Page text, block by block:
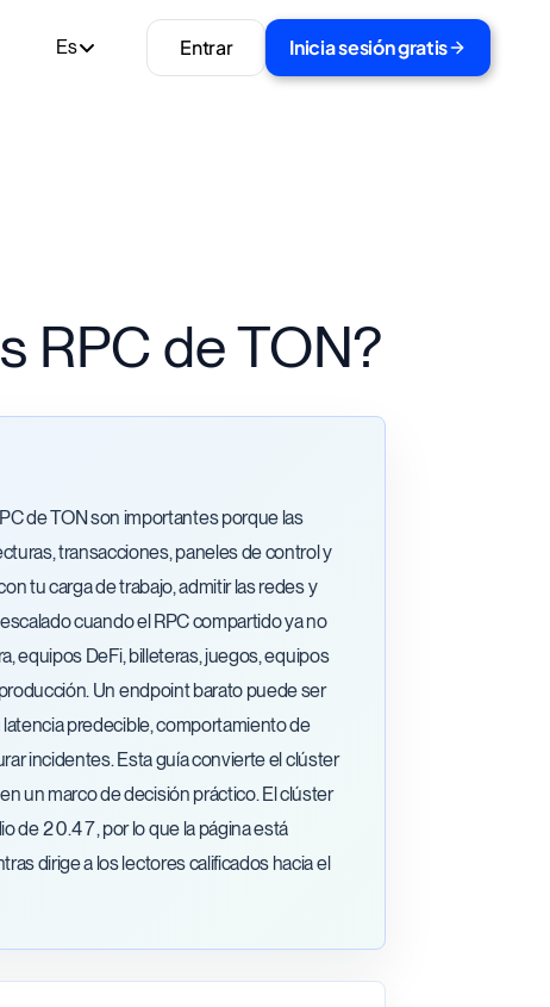
Es Entrar Inicia sesión gratis
RPC de TON?
de TON son importantes porque las
transacciones, paneles de control y
tu carga de trabajo, admitir las redes y
cuando el RPC compartido ya no
equipos DeFi, billeteras, juegos, equipos
Un endpoint barato puede ser
predecible, comportamiento de
incidentes. Esta guía convierte el clúster
un marco de decisión práctico. El clúster
de 20.47, por lo que la página está
dirige a los lectores calificados hacia el